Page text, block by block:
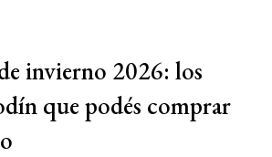
invierno 2026: los
que podés comprar